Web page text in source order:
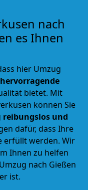
nach
es Ihnen
hier Umzug
hervorragende
bietet. Mit
können Sie
reibungslos und
dafür, dass Ihre
erfüllt werden. Wir
Ihnen zu helfen
nach Gießen
ist.